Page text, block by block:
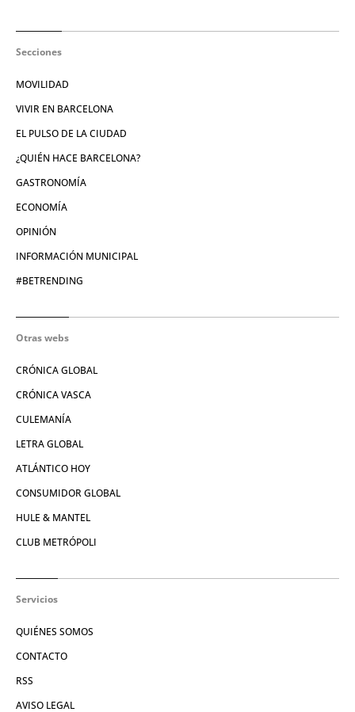
Secciones
MOVILIDAD
VIVIR EN BARCELONA
EL PULSO DE LA CIUDAD
¿QUIÉN HACE BARCELONA?
GASTRONOMÍA
ECONOMÍA
OPINIÓN
INFORMACIÓN MUNICIPAL
#BETRENDING
Otras webs
CRÓNICA GLOBAL
CRÓNICA VASCA
CULEMANÍA
LETRA GLOBAL
ATLÁNTICO HOY
CONSUMIDOR GLOBAL
HULE & MANTEL
CLUB METRÓPOLI
Servicios
QUIÉNES SOMOS
CONTACTO
RSS
AVISO LEGAL